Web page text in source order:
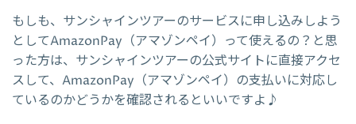
もしも、サンシャインツアーのサービスに申し込みしよう
としてAmazonPay（アマゾンペイ）って使えるの？と思
った方は、サンシャインツアーの公式サイトに直接アクセ
スして、AmazonPay（アマゾンペイ）の支払いに対応し
ているのかどうかを確認されるといいですよ♪